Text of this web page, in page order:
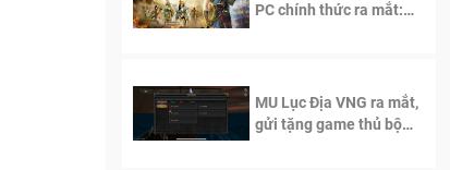
PC chính thức ra mắt:
MU Lục Địa VNG ra mắt,
gửi tặng game thủ bộ